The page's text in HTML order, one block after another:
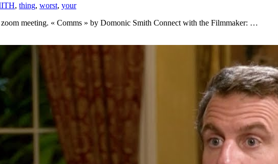
, thing, worst, your
meeting. « Comms » by Domonic Smith Connect with the Filmmaker: …